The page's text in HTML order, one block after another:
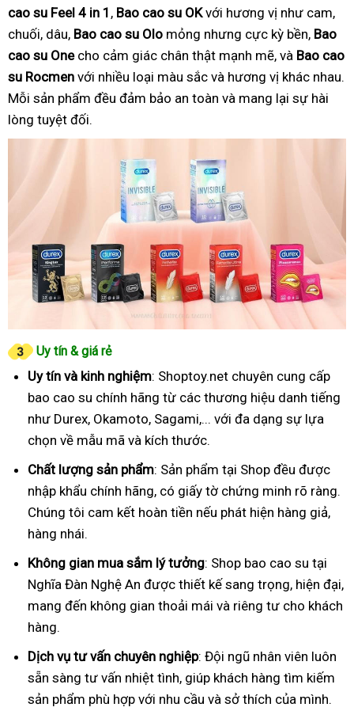
cao su Feel 4 in 1 , Bao cao su OKvới hương vị như cam,
chuối, dâu, Bao cao su Olo mỏng nhưng cực kỳ bền, Bao
cao su Onecho cảm giác chân thật mạnh mẽ, và Bao cao
su Rocmen với nhiều loại màu sắc và hương vị khác nhau.
Mỗi sản phẩm đều đảm bảo an toàn và mang lại sự hài
lòng tuyệt đối.
Uy tín & giá rẻ
Uy tín và kinh nghiệm: Shoptoy.net chuyên cung cấp
bao cao su chính hãng từ các thương hiệu danh tiếng
như Durex, Okamoto, Sagami,... với đa dạng sự lựa
chọn về mẫu mã và kích thước.
Chất lượng sản phẩm: Sản phẩm tại Shop đều được
nhập khẩu chính hãng, có giấy tờ chứng minh rõ ràng.
Chúng tôi cam kết hoàn tiền nếu phát hiện hàng giả,
hàng nhái.
Không gian mua sắm lý tưởng: Shop bao cao su tại
Nghĩa Đàn Nghệ An được thiết kế sang trọng, hiện đại,
mang đến không gian thoải mái và riêng tư cho khách
hàng.
Dịch vụ tư vấn chuyên nghiệp: Đội ngũ nhân viên luôn
sẵn sàng tư vấn nhiệt tình, giúp khách hàng tìm kiếm
sản phẩm phù hợp với nhu cầu và sở thích của mình.